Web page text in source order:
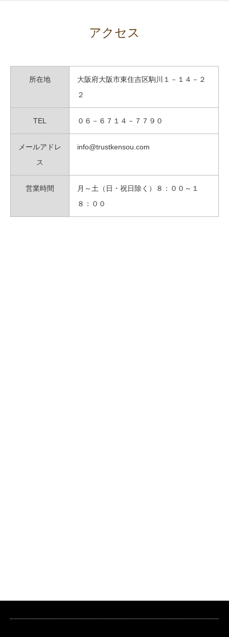
アクセス
所在地
大阪府大阪市東住吉区駒川１－１４－２
２
TEL ０６－６７１４－７７９０
メールアドレ
ス
info@trustkensou.com
営業時間
月～土（日・祝日除く）８：００～１
８：００